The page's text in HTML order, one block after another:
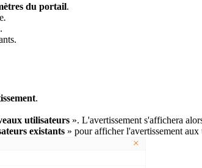
du portail.
.
.
utilisateurs ». L'avertissement s'affichera
existants » pour afficher l'avertissement aux